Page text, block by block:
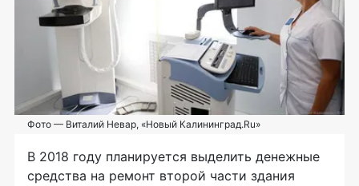
Фото — Виталий Невар, «Новый Калининград.Ru»
В 2018 году планируется выделить денежные
средства на ремонт второй части здания